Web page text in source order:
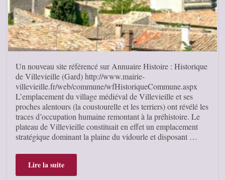
Un nouveau site référencé sur Annuaire Histoire : Historique
de Villevieille (Gard) http://www.mairie-
villevieille.fr/web/commune/wfHistoriqueCommune.aspx
L’emplacement du village médiéval de Villevieille et ses
proches alentours (la coustourelle et les terriers) ont révélé les
traces d’occupation humaine remontant à la préhistoire. Le
plateau de Villevieille constituait en effet un emplacement
stratégique dominant la plaine du vidourle et disposant …
Lire la suite